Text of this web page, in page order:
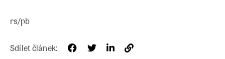
rs/pb
Sdílet článek: